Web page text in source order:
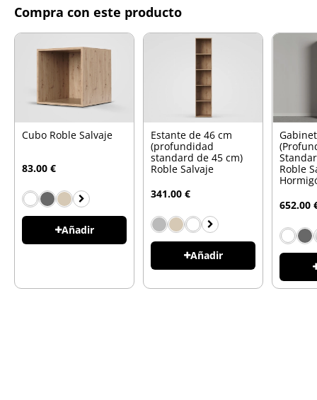
Compra con este producto
Cubo Roble Salvaje
83.00 €
Añadir
Estante de 46 cm
(profundidad
standard de 45 cm)
Roble Salvaje
341.00 €
Añadir
Roble
652.00